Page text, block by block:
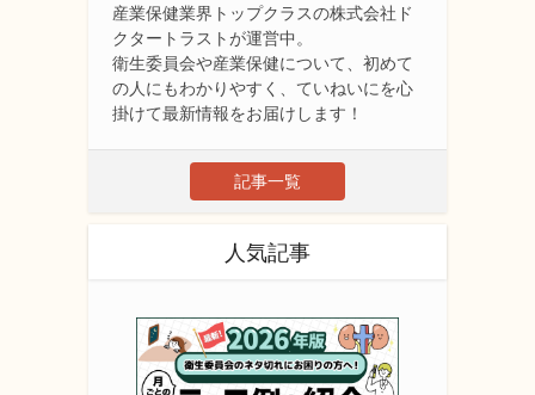
産業保健業界トップクラスの株式会社ド
クタートラストが運営中。
衛生委員会や産業保健について、初めて
の人にもわかりやすく、ていねいにを心
掛けて最新情報をお届けします！
記事一覧
人気記事